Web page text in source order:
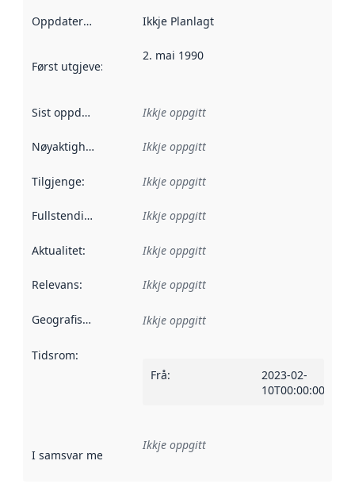
Oppdateringsfrekvens :
Ikkje Planlagt
Først utgjeve:
2. mai 1990
Sist oppdatert Ikkje oppgitt
Nøyaktigheit Ikkje oppgitt
Tilgjenge: Ikkje oppgitt
Fullstendigheit Ikkje oppgitt
Aktualitet: Ikkje oppgitt
Relevans: Ikkje oppgitt
Geografisk område Ikkje oppgitt
Tidsrom:
Frå:
2023-02-
10T00:00:00Z
I samsvar med Referanse til ei implementeringsregel eller
Ikkje oppgitt